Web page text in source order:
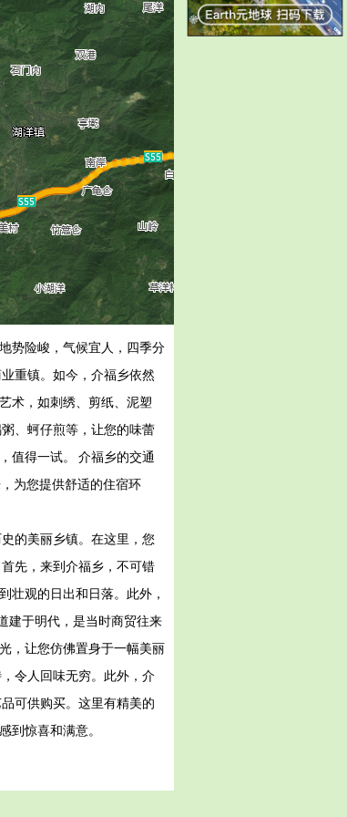
势险峻，气候宜人，四季分
重镇。如今，介福乡依然
术，如刺绣、剪纸、泥塑
、蚵仔煎等，让您的味蕾
值得一试。 介福乡的交通
为您提供舒适的住宿环
的美丽乡镇。在这里，您
先，来到介福乡，不可错
壮观的日出和日落。此外，
建于明代，是当时商贸往来
，让您仿佛置身于一幅美丽
令人回味无穷。此外，介
可供购买。这里有精美的
到惊喜和满意。